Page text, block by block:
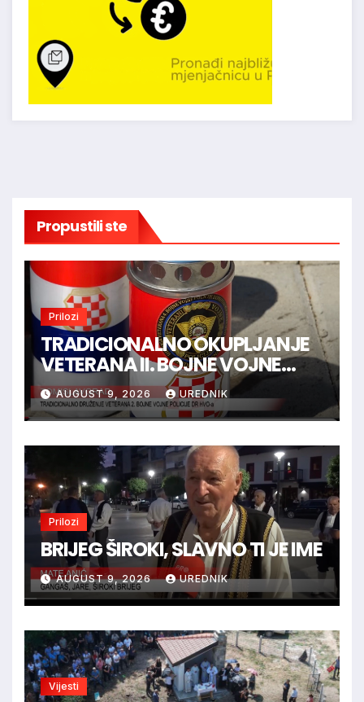
Propustili ste
Prilozi
TRADICIONALNO OKUPLJANJE
VETERANA II. BOJNE VOJNE
POLICIJE HVO-a -
TOMISLAVGRAD
AUGUST 9, 2026 UREDNIK
Prilozi
BRIJEG ŠIROKI, SLAVNO TI JE IME
AUGUST 9, 2026 UREDNIK
Vijesti